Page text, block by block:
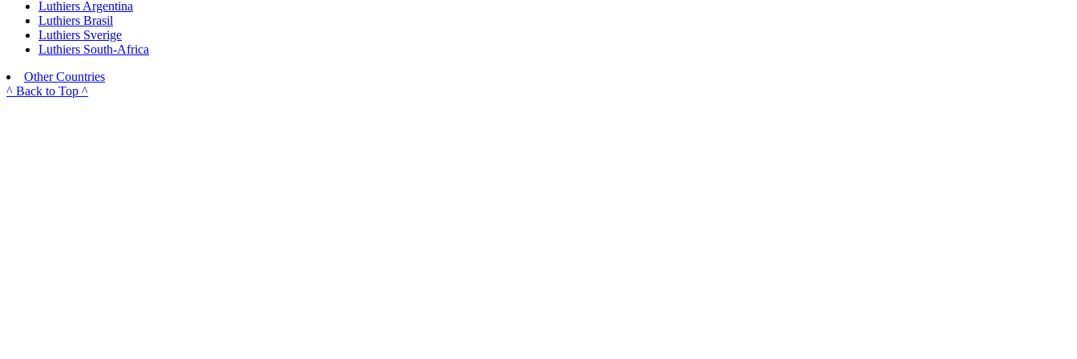
Luthiers Argentina
Luthiers Brasil
Luthiers Sverige
Luthiers South-Africa
Other Countries
^ Back to Top ^